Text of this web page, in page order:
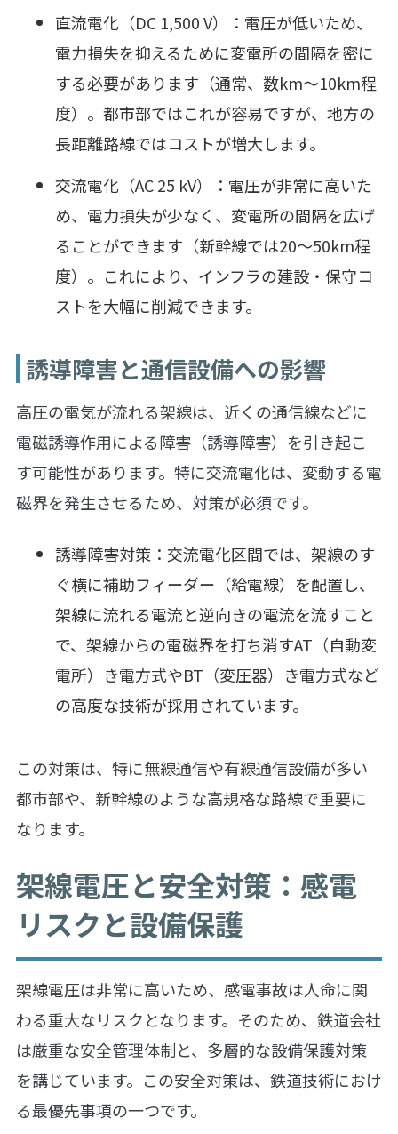
直流電化（DC 1,500 V）：電圧が低いため、
電力損失を抑えるために変電所の間隔を密に
する必要があります（通常、数km～10km程
度）。都市部ではこれが容易ですが、地方の
長距離路線ではコストが増大します。
交流電化（AC 25 kV）：電圧が非常に高いた
め、電力損失が少なく、変電所の間隔を広げ
ることができます（新幹線では20～50km程
度）。これにより、インフラの建設・保守コ
ストを大幅に削減できます。
誘導障害と通信設備への影響
高圧の電気が流れる架線は、近くの通信線などに
電磁誘導作用による障害（誘導障害）を引き起こ
す可能性があります。特に交流電化は、変動する電
磁界を発生させるため、対策が必須です。
誘導障害対策：交流電化区間では、架線のす
ぐ横に補助フィーダー（給電線）を配置し、
架線に流れる電流と逆向きの電流を流すこと
で、架線からの電磁界を打ち消すAT（自動変
電所）き電方式やBT（変圧器）き電方式など
の高度な技術が採用されています。
この対策は、特に無線通信や有線通信設備が多い
都市部や、新幹線のような高規格な路線で重要に
なります。
架線電圧と安全対策：感電
リスクと設備保護
架線電圧は非常に高いため、感電事故は人命に関
わる重大なリスクとなります。そのため、鉄道会社
は厳重な安全管理体制と、多層的な設備保護対策
を講じています。この安全対策は、鉄道技術におけ
る最優先事項の一つです。